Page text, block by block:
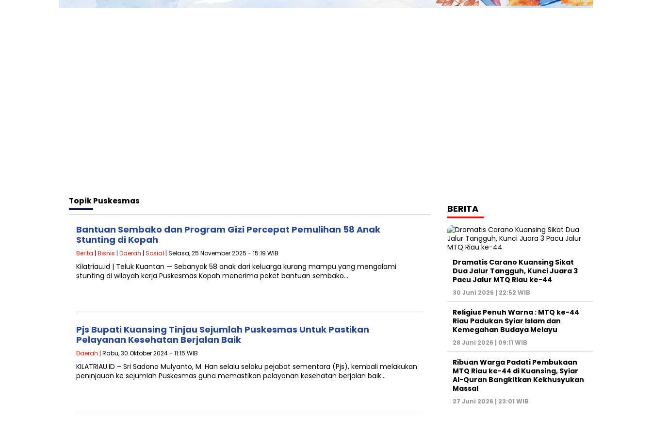
TopikPuskesmas
Bantuan Sembako dan Program Gizi Percepat Pemulihan 58 Anak
Stunting di Kopah
Berita | Bisnis | Daerah | Sosial | Selasa, 25 November 2025 - 15:19 WIB
Kilatriau.id | Teluk Kuantan — Sebanyak 58 anak dari keluarga kurang mampu yang mengalami
stunting di wilayah kerja Puskesmas Kopah menerima paket bantuan sembako…
Pjs Bupati Kuansing Tinjau Sejumlah Puskesmas Untuk Pastikan
Pelayanan Kesehatan Berjalan Baik
Daerah | Rabu, 30 Oktober 2024 - 11:15 WIB
KILATRIAU.ID – Sri Sadono Mulyanto, M. Han selalu selaku pejabat sementara (Pjs), kembali melakukan
peninjauan ke sejumlah Puskesmas guna memastikan pelayanan kesehatan berjalan baik…
BERITA
Dramatis Carano Kuansing Sikat
Dua Jalur Tangguh, Kunci Juara 3
Pacu Jalur MTQ Riau ke-44
30 Juni 2026 | 22:52 WIB
Religius Penuh Warna : MTQ ke-44
Riau Padukan Syiar Islam dan
Kemegahan Budaya Melayu
28 Juni 2026 | 09:11 WIB
Ribuan Warga Padati Pembukaan
MTQ Riau ke-44 di Kuansing, Syiar
Al-Quran Bangkitkan Kekhusyukan
Massal
27 Juni 2026 | 23:01 WIB